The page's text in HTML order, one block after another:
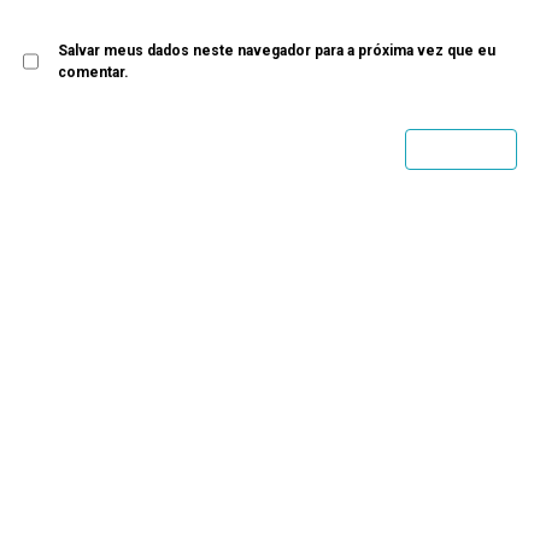
Salvar meus dados neste navegador para a próxima vez que eu
comentar.